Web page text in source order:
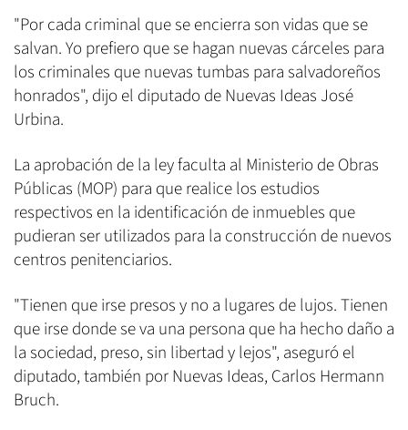
"Por cada criminal que se encierra son vidas que se
salvan. Yo prefiero que se hagan nuevas cárceles para
los criminales que nuevas tumbas para salvadoreños
honrados", dijo el diputado de Nuevas Ideas José
Urbina.
La aprobación de la ley faculta al Ministerio de Obras
Públicas (MOP) para que realice los estudios
respectivos en la identificación de inmuebles que
pudieran ser utilizados para la construcción de nuevos
centros penitenciarios.
"Tienen que irse presos y no a lugares de lujos. Tienen
que irse donde se va una persona que ha hecho daño a
la sociedad, preso, sin libertad y lejos", aseguró el
diputado, también por Nuevas Ideas, Carlos Hermann
Bruch.